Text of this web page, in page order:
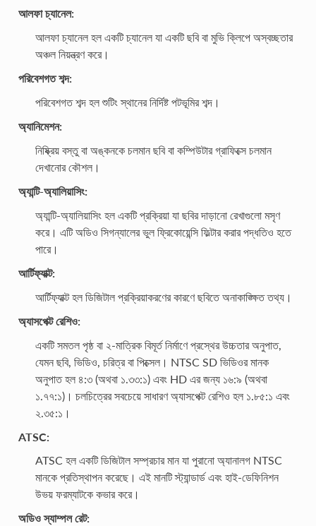
আলফা চ্যানেল:
আলফা চ্যানেল হল একটি চ্যানেল যা একটি ছবি বা মুভি ক্লিপে অস্বচ্ছতার
অঞ্চল নিয়ন্ত্রণ করে।
পরিবেশগত শব্দ:
পরিবেশগত শব্দ হল শুটিং স্থানের নির্দিষ্ট পটভূমির শব্দ।
অ্যানিমেশন:
নিষ্ক্রিয় বস্তু বা অঙ্কনকে চলমান ছবি বা কম্পিউটার গ্রাফিক্সে চলমান
দেখানোর কৌশল।
অ্যান্টি-অ্যালিয়াসিং:
অ্যান্টি-অ্যালিয়াসিং হল একটি প্রক্রিয়া যা ছবির দাড়ানো রেখাগুলো মসৃণ
করে। এটি অডিও সিগন্যালের ভুল ফ্রিকোয়েন্সি ফিল্টার করার পদ্ধতিও হতে
পারে।
আর্টিফ্যাক্ট:
আর্টিফ্যাক্ট হল ডিজিটাল প্রক্রিয়াকরণের কারণে ছবিতে অনাকাঙ্ক্ষিত তথ্য।
অ্যাসপেক্ট রেশিও:
একটি সমতল পৃষ্ঠ বা ২-মাত্রিক বিমূর্ত নির্মাণে প্রস্থের উচ্চতার অনুপাত,
যেমন ছবি, ভিডিও, চরিত্র বা পিক্সেল। NTSC SD ভিডিওর মানক
অনুপাত হল ৪:৩ (অথবা ১.৩৩:১) এবং HD এর জন্য ১৬:৯ (অথবা
১.৭৭:১)। চলচিত্রের সবচেয়ে সাধারণ অ্যাসপেক্ট রেশিও হল ১.৮৫:১ এবং
২.৩৫:১।
ATSC:
ATSC হল একটি ডিজিটাল সম্প্রচার মান যা পুরানো অ্যানালগ NTSC
মানকে প্রতিস্থাপন করেছে। এই মানটি স্ট্যান্ডার্ড এবং হাই-ডেফিনিশন
উভয় ফরম্যাটকে কভার করে।
অডিও স্যাম্পল রেট: